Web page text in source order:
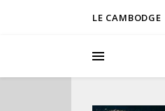
LE CAMBODGE